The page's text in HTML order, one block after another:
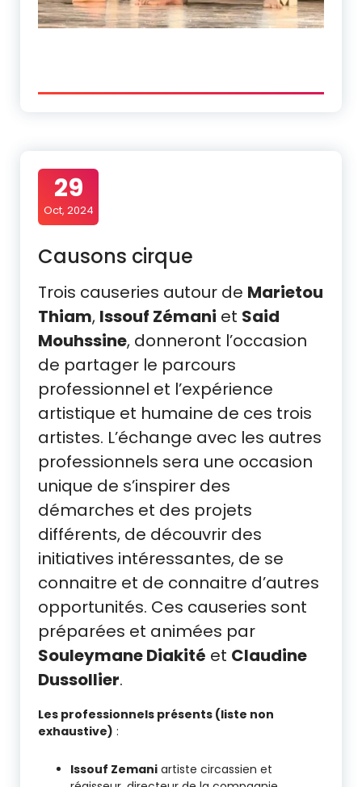
29
Oct, 2024
Causons cirque
Trois causeries autour de Marietou
Thiam, Issouf Zémani et Said
Mouhssine, donneront l’occasion
de partager le parcours
professionnel et l’expérience
artistique et humaine de ces trois
artistes. L’échange avec les autres
professionnels sera une occasion
unique de s’inspirer des
démarches et des projets
différents, de découvrir des
initiatives intéressantes, de se
connaitre et de connaitre d’autres
opportunités. Ces causeries sont
préparées et animées par
Souleymane Diakité et Claudine
Dussollier.
Les professionnels présents (liste non
exhaustive) :
Issouf Zemani artiste circassien et